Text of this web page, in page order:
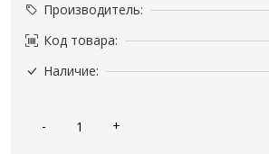
Производитель:
Код товара:
Наличие: